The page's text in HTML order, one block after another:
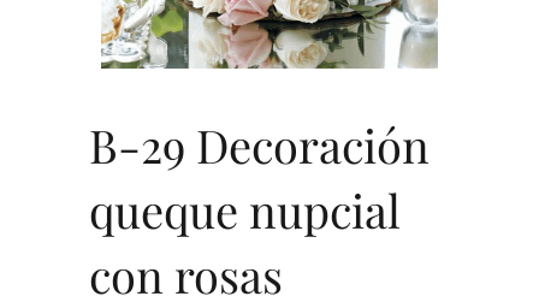
B-29 Decoración
queque nupcial
con rosas